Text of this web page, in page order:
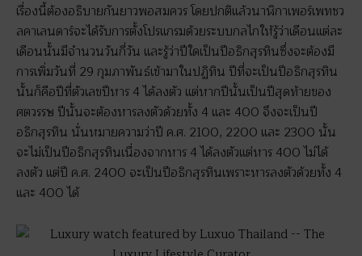
เรื่องนี้ต้องอธิบายกันยาวพอสมควร โดยปกติแล้วนาฬิกาเพอร์เพทชว
ลคาเลนดาร์จะได้รับการตั้งโปรแกรมด้วยระบบกลไกให้รู้ว่าเดือนแต่ละ
เดือนนั้นมีจำนวนวันกี่วัน และรู้ว่าปีใดเป็นปีอธิกสุรทินซึ่งจะต้องมี
การเพิ่มวันที่ 29 กุมภาพันธ์เข้ามาในปฏิทิน ปีที่จะเป็นปีอธิกสุรทิน
นั้นก็คือปีที่ตัวเลขปีหาร 4 ได้ลงตัว แต่หากปีนั้นเป็นปีสุดท้ายของ
ศตวรรษ ปีนั้นจะต้องหารลงตัวด้วยทั้ง 4 และ 400 จึงจะเป็นปี
อธิกสุรทิน นั่นหมายความว่าปี ค.ศ. 2100, 2200 และ 2300 นั้น
จะไม่เป็นปีอธิกสุรทินเนื่องจากหาร 4 ได้ลงตัวแต่หาร 400 ไม่ได้
ลงตัว แต่ปี ค.ศ. 2400 จะเป็นปีอธิกสุรทินเพราะหารลงตัวด้วยทั้ง 4
และ 400 ได้